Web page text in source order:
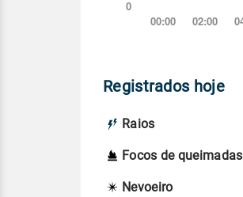
Registrados hoje
Raios
Focos de queimadas
Nevoeiro